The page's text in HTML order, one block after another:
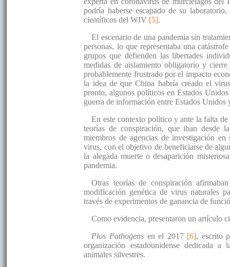
podría haberse escapado de su
científicos del WIV [5].
El escenario de una pandemia sin
personas, lo que representaba una
grupos que defienden las libertades
medidas de aislamiento obligatorio y
probablemente frustrado por el impacto
la idea de que China habría creado el
pronto, algunos políticos en Estados
guerra de información entre Estados Unidos
En este contexto político y ante la falta
teorías de conspiración, que iban desde
miembros de agencias de investigación
virus, con el objetivo de beneficiarse de
la alegada muerte o desaparición
pandemia.
Otras teorías de conspiración
modificación genética de virus naturales
través de experimentos de ganancia de
Como evidencia, presentaron un artículo
Plos Pathogens en el 2017 [6], escrito
organización estadounidense dedicada
animales silvestres.